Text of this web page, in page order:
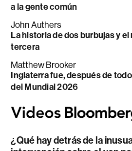
a la gente común
John Authers
La historia de dos burbujas y el
tercera
Matthew Brooker
Inglaterra fue, después de
del Mundial 2026
¿Qué hay detrás de la